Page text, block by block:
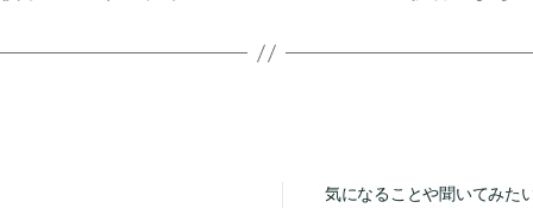
気になることや聞いてみた